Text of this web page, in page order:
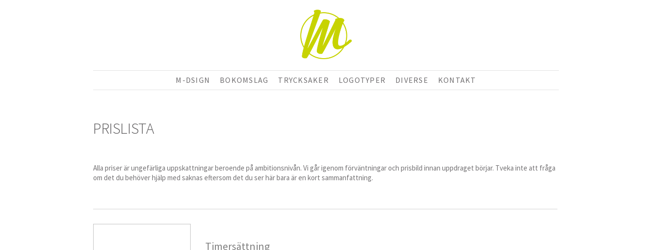
M-DSIGN BOKOMSLAG TRYCKSAKER LOGOTYPER DIVERSE KONTAKT
PRISLISTA​
Alla priser är ungefärliga uppskattningar beroende på ambitionsnivån. Vi går igenom förväntningar och prisbild innan uppdraget börjar. Tveka inte att fråga
om det du behöver hjälp med saknas eftersom det du ser här bara är en kort sammanfattning.
Timersättning